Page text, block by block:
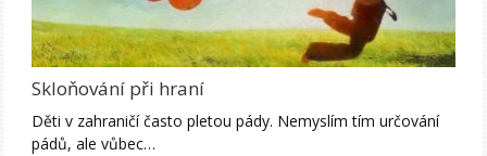
Skloňování při hraní
Děti v zahraničí často pletou pády. Nemyslím tím určování
pádů, ale vůbec…